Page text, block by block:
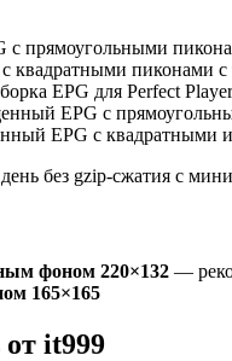
с прямоугольными
квадратными пиконами
EPG для Perfect
EPG с
EPG с квадратными
без gzip-сжатия с
фоном 220×132 —
165×165
it999